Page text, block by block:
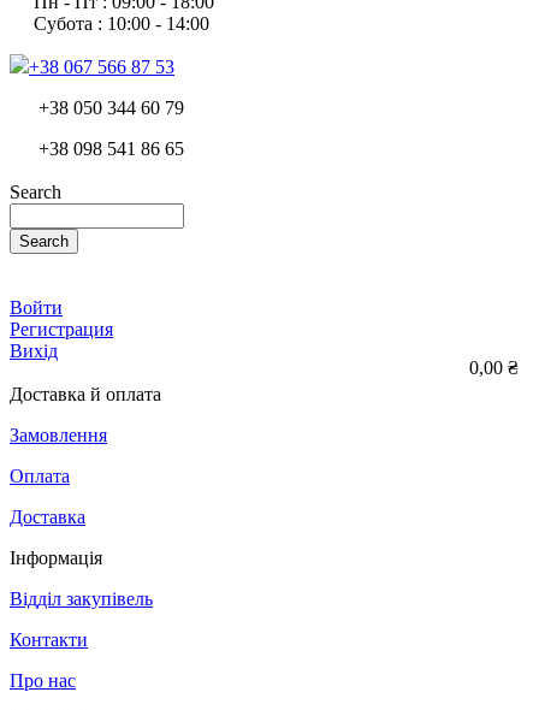
Субота : 10:00 - 14:00
+38 067 566 87 53
+38 050 344 60 79
+38 098 541 86 65
Search
Search
0,00 ₴
Войти
Регистрация
Вихід
Доставка й оплата
Замовлення
Оплата
Доставка
Інформація
Відділ закупівель
Контакти
Про нас